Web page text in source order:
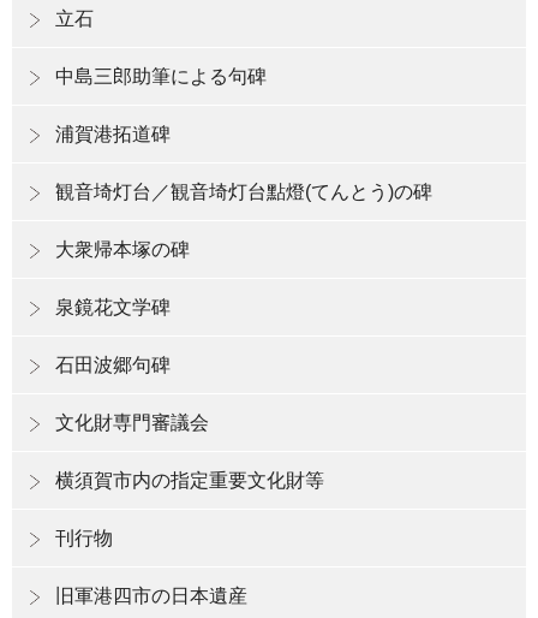
立石
中島三郎助筆による句碑
浦賀港拓道碑
観音埼灯台／観音埼灯台點燈(てんとう)の碑
大衆帰本塚の碑
泉鏡花文学碑
石田波郷句碑
文化財専門審議会
横須賀市内の指定重要文化財等
刊行物
旧軍港四市の日本遺産